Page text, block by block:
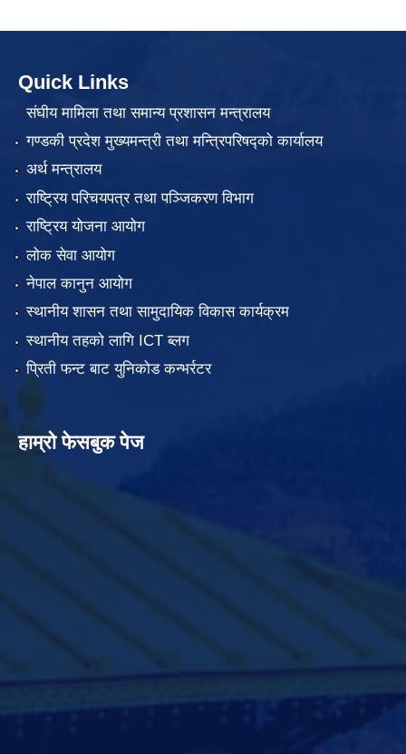
Quick Links
संघीय मामिला तथा समान्य प्रशासन मन्त्रालय
गण्डकी प्रदेश मुख्यमन्त्री तथा मन्त्रिपरिषद्को कार्यालय
अर्थ मन्त्रालय
राष्ट्रिय परिचयपत्र तथा पञ्जिकरण विभाग
राष्ट्रिय योजना आयोग
लोक सेवा आयोग
नेपाल कानुन आयोग
स्थानीय शासन तथा सामुदायिक विकास कार्यक्रम
स्थानीय तहको लागि ICT ब्लग
प्रिती फन्ट बाट युनिकोड कन्भर्रटर
हाम्रो फेसबुक पेज